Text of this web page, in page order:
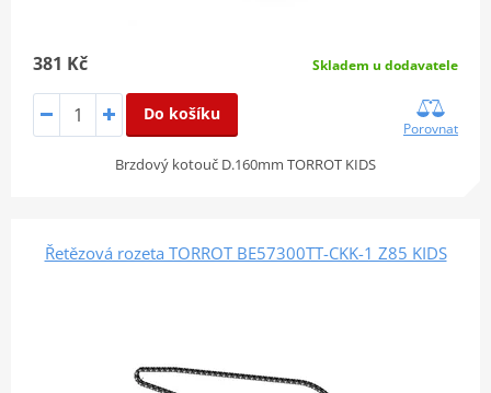
381 Kč Skladem u dodavatele
Do košíku
Porovnat
Brzdový kotouč D.160mm TORROT KIDS
Řetězová rozeta TORROT BE57300TT-CKK-1 Z85 KIDS